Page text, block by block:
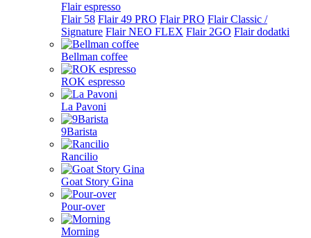
Flair espresso
Flair 58 Flair 49 PRO Flair PRO Flair Classic /
Signature Flair NEO FLEX Flair 2GO Flair dodatki
Bellman coffee
ROK espresso
La Pavoni
9Barista
Rancilio
Goat Story Gina
Pour-over
Morning